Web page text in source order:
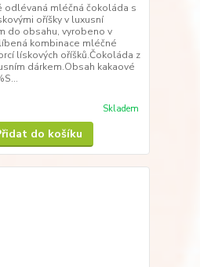
odlévaná mléčná čokoláda s
oříšky v luxusní
do obsahu, vyrobeno v
kombinace mléčné
lískových oříšků.Čokoláda z
dárkem.Obsah kakaové
Skladem
do košíku